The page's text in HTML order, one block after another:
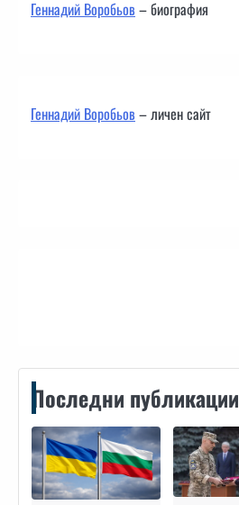
Геннадий Воробьов– биография
Геннадий Воробьов– личен сайт
Последни публикации